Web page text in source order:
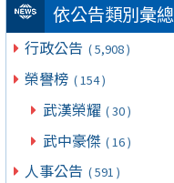
依公告類別彙總
行政公告 ( 5,908 )
榮譽榜 ( 154 )
武漢榮耀 ( 30 )
武中豪傑 ( 16 )
人事公告 ( 591 )